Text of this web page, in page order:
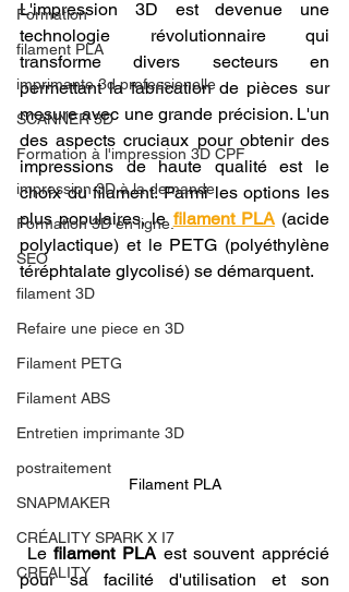
Formation
filament PLA
imprimante 3d professionelle
SCANNER 3D
Formation à l'impression 3D CPF
impression 3D à la demande
Formation 3D en ligne.
SEO
filament 3D
Refaire une piece en 3D
Filament PETG
Filament ABS
Entretien imprimante 3D
postraitement
SNAPMAKER
CRÉALITY SPARK X I7
CREALITY
L'impression 3D est devenue une
technologie révolutionnaire qui
transforme divers secteurs en
permettant la fabrication de pièces sur
mesure avec une grande précision. L'un
des aspects cruciaux pour obtenir des
impressions de haute qualité est le
choix du filament. Parmi les options les
plus populaires, le filament PLA (acide
polylactique) et le PETG (polyéthylène
téréphtalate glycolisé) se démarquent.
Filament PLA
Le filament PLA est souvent apprécié
pour sa facilité d'utilisation et son